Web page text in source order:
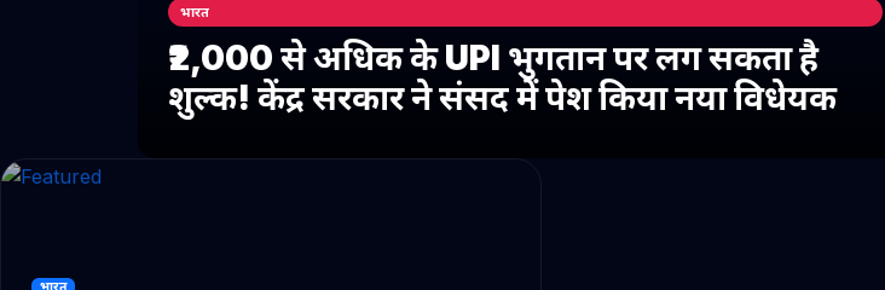
भारत
₹2,000 से अधिक के UPI भुगतान पर लग सकता है
शुल्क! केंद्र सरकार ने संसद में पेश किया नया विधेयक